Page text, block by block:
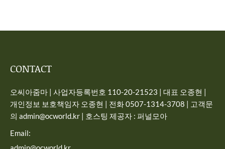
CONTACT
오씨아줌마 | 사업자등록번호 110-20-21523 | 대표 오종현 |
개인정보 보호책임자 오종현 | 전화 0507-1314-3708 | 고객문
의 admin@ocworld.kr | 호스팅 제공자 : 퍼널모아
Email: